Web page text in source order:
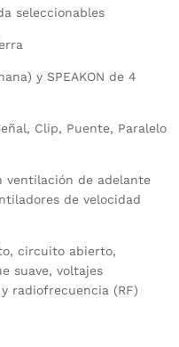
seleccionables
y SPEAKON de 4
Clip, Puente, Paralelo
ventilación de adelante
de velocidad
circuito abierto,
suave, voltajes
radiofrecuencia (RF)